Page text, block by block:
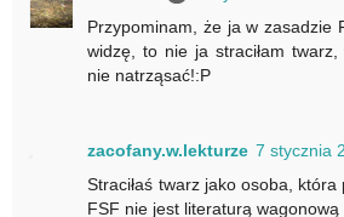
Przypominam, że ja w zasadzie
widzę, to nie ja straciłam
nie natrząsać!:P
zacofany.w.lekturze 7 stycznia
Straciłaś twarz jako osoba,
FSF nie jest literaturą wagonową